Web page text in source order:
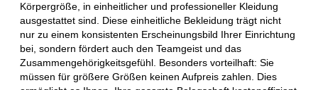
Körpergröße, in einheitlicher und professioneller Kleidung
ausgestattet sind. Diese einheitliche Bekleidung trägt nicht
nur zu einem konsistenten Erscheinungsbild Ihrer Einrichtung
bei, sondern fördert auch den Teamgeist und das
Zusammengehörigkeitsgefühl. Besonders vorteilhaft: Sie
müssen für größere Größen keinen Aufpreis zahlen. Dies